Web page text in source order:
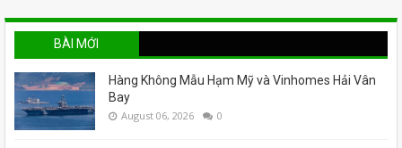
BÀI MỚI
Hàng Không Mẫu Hạm Mỹ và Vinhomes Hải Vân
Bay
August 06, 2026 0